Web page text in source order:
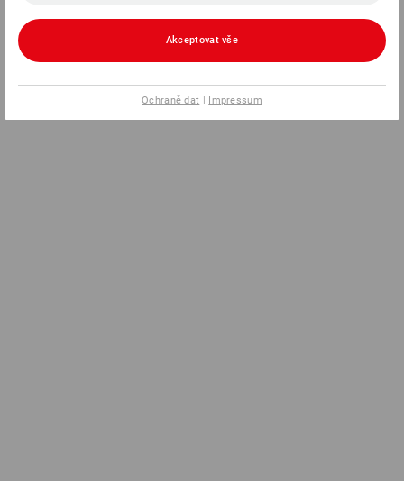
Akceptovat vše
Ochraně dat | Impressum